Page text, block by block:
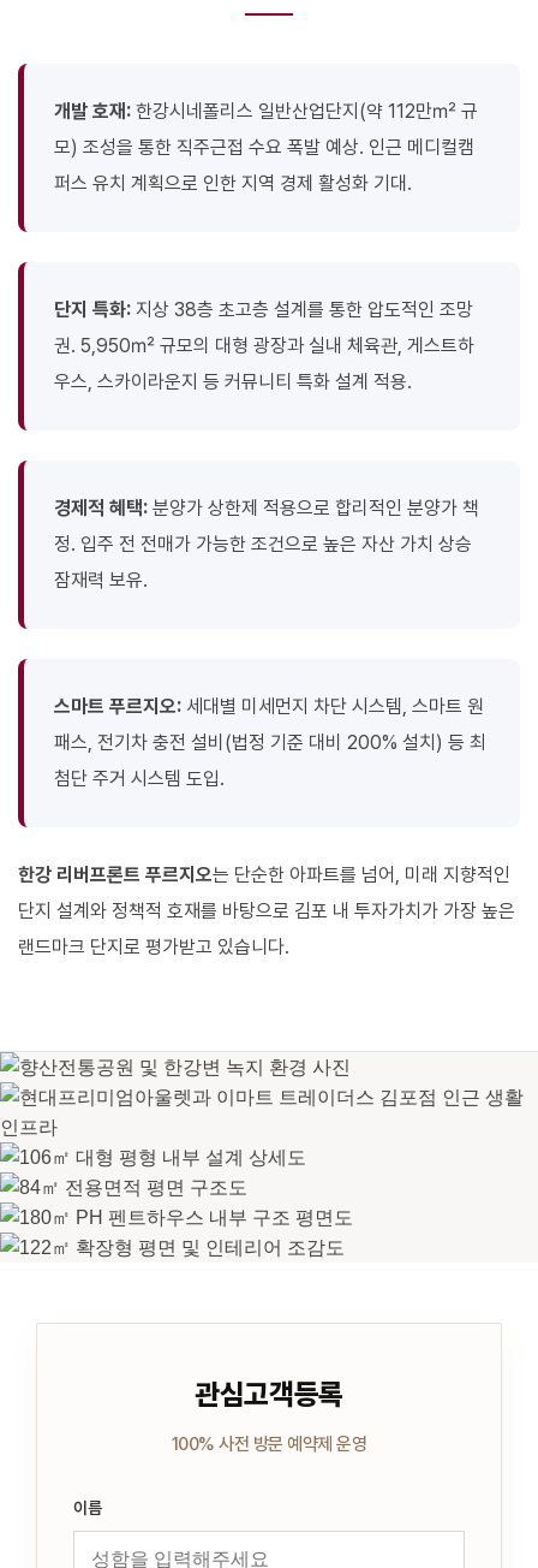
개발 호재: 한강시네폴리스 일반산업단지(약 112만㎡ 규
모) 조성을 통한 직주근접 수요 폭발 예상. 인근 메디컬캠
퍼스 유치 계획으로 인한 지역 경제 활성화 기대.
단지 특화: 지상 38층 초고층 설계를 통한 압도적인 조망
권. 5,950㎡ 규모의 대형 광장과 실내 체육관, 게스트하
우스, 스카이라운지 등 커뮤니티 특화 설계 적용.
경제적 혜택: 분양가 상한제 적용으로 합리적인 분양가 책
정. 입주 전 전매가 가능한 조건으로 높은 자산 가치 상승
잠재력 보유.
스마트 푸르지오: 세대별 미세먼지 차단 시스템, 스마트 원
패스, 전기차 충전 설비(법정 기준 대비 200% 설치) 등 최
첨단 주거 시스템 도입.
한강 리버프론트 푸르지오는 단순한 아파트를 넘어, 미래 지향적인
단지 설계와 정책적 호재를 바탕으로 김포 내 투자가치가 가장 높은
랜드마크 단지로 평가받고 있습니다.
관심고객등록
100% 사전 방문 예약제 운영
이름